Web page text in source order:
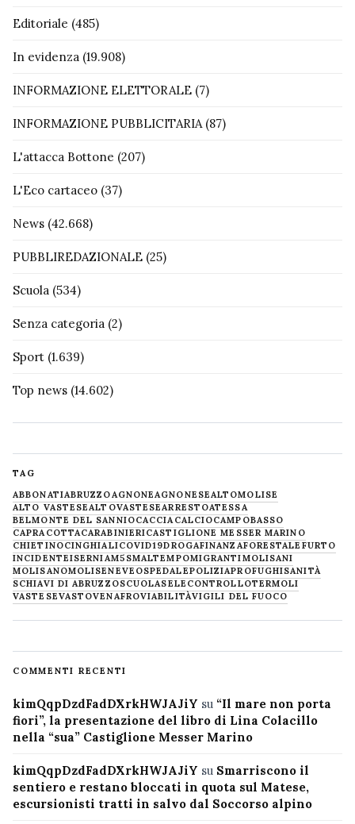
Editoriale (485)
In evidenza (19.908)
INFORMAZIONE ELETTORALE (7)
INFORMAZIONE PUBBLICITARIA (87)
L'attacca Bottone (207)
L'Eco cartaceo (37)
News (42.668)
PUBBLIREDAZIONALE (25)
Scuola (534)
Senza categoria (2)
Sport (1.639)
Top news (14.602)
TAG
ABBONATIABRUZZOAGNONEAGNONESEALTOMOLISE
ALTO VASTESEALTOVASTESEARRESTOATESSA
BELMONTE DEL SANNIOCACCIA CALCIOCAMPOBASSO
CAPRACOTTACARABINIERICASTIGLIONE MESSER MARINO
CHIETINOCINGHIALICOVID19DROGAFINANZAFORESTALE FURTO
INCIDENTEISERNIAM5SMALTEMPOMIGRANTIMOLISANI
MOLISANOMOLISENEVE OSPEDALEPOLIZIAPROFUGHISANITÀ
SCHIAVI DI ABRUZZOSCUOLASELECONTROLLOTERMOLI
VASTESEVASTOVENAFROVIABILITÀVIGILI DEL FUOCO
COMMENTI RECENTI
kimQqpDzdFadDXrkHWJAJiY su “Il mare non porta
fiori”, la presentazione del libro di Lina Colacillo
nella “sua” Castiglione Messer Marino
kimQqpDzdFadDXrkHWJAJiY su Smarriscono il
sentiero e restano bloccati in quota sul Matese,
escursionisti tratti in salvo dal Soccorso alpino